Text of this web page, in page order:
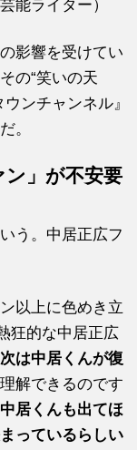
能ライター）
影響を受けてい
の“笑いの天
ンチャンネル』
。
」が不安要
う。中居正広フ
以上に色めき立
狂的な中居正広
は中居くんが復
解できるのです
中居くんも出てほ
っているらしい